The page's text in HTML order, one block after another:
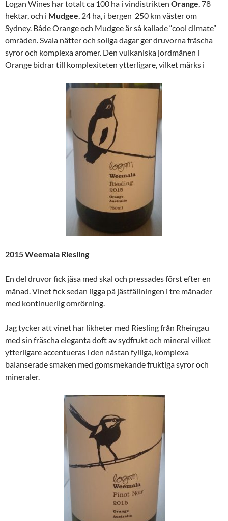
Logan Wines har totalt ca 100 ha i vindistrikten Orange, 78
hektar, och i Mudgee, 24 ha, i bergen 250 km väster om
Sydney. Både Orange och Mudgee är så kallade “cool climate”
områden. Svala nätter och soliga dagar ger druvorna fräscha
syror och komplexa aromer. Den vulkaniska jordmånen i
Orange bidrar till komplexiteten ytterligare, vilket märks i
2015 Weemala Riesling
En del druvor fick jäsa med skal och pressades först efter en
månad. Vinet fick sedan ligga på jästfällningen i tre månader
med kontinuerlig omrörning.
Jag tycker att vinet har likheter med Riesling från Rheingau
med sin fräscha eleganta doft av sydfrukt och mineral vilket
ytterligare accentueras i den nästan fylliga, komplexa
balanserade smaken med gomsmekande fruktiga syror och
mineraler.